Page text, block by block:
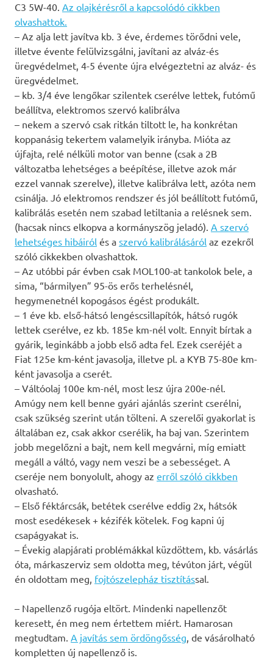
C3 5W-40. Az olajkérésről a kapcsolódó cikkben
olvashattok.
– Az alja lett javítva kb. 3 éve, érdemes törődni vele,
illetve évente felülvizsgálni, javítani az alváz-és
üregvédelmet, 4-5 évente újra elvégeztetni az alváz- és
üregvédelmet.
– kb. 3/4 éve lengőkar szilentek cserélve lettek, futómű
beállítva, elektromos szervó kalibrálva
– nekem a szervó csak ritkán tiltott le, ha konkrétan
koppanásig tekertem valamelyik irányba. Mióta az
újfajta, relé nélküli motor van benne (csak a 2B
változatba lehetséges a beépítése, illetve azok már
ezzel vannak szerelve), illetve kalibrálva lett, azóta nem
csinálja. Jó elektromos rendszer és jól beállított futómű,
kalibrálás esetén nem szabad letiltania a relésnek sem.
(hacsak nincs elkopva a kormányszög jeladó). A szervó
lehetséges hibáiról és a szervó kalibrálásáról az ezekről
szóló cikkekben olvashattok.
– Az utóbbi pár évben csak MOL100-at tankolok bele, a
sima, “bármilyen” 95-ös erős terhelésnél,
hegymenetnél kopogásos égést produkált.
– 1 éve kb. első-hátsó lengéscsillapítók, hátsó rugók
lettek cserélve, ez kb. 185e km-nél volt. Ennyit bírtak a
gyárik, leginkább a jobb első adta fel. Ezek cseréjét a
Fiat 125e km-ként javasolja, illetve pl. a KYB 75-80e km-
ként javasolja a cserét.
– Váltóolaj 100e km-nél, most lesz újra 200e-nél.
Amúgy nem kell benne gyári ajánlás szerint cserélni,
csak szükség szerint után tölteni. A szerelői gyakorlat is
általában ez, csak akkor cserélik, ha baj van. Szerintem
jobb megelőzni a bajt, nem kell megvárni, míg emiatt
megáll a váltó, vagy nem veszi be a sebességet. A
cseréje nem bonyolult, ahogy az erről szóló cikkben
olvasható.
– Első féktárcsák, betétek cserélve eddig 2x, hátsók
most esedékesek + kézifék kötelek. Fog kapni új
csapágyakat is.
– Évekig alapjárati problémákkal küzdöttem, kb. vásárlás
óta, márkaszerviz sem oldotta meg, tévúton járt, végül
én oldottam meg, fojtószelepház tisztítással.
– Napellenző rugója eltört. Mindenki napellenzőt
keresett, én meg nem értettem miért. Hamarosan
megtudtam. A javítás sem ördöngősség, de vásárolható
kompletten új napellenző is.